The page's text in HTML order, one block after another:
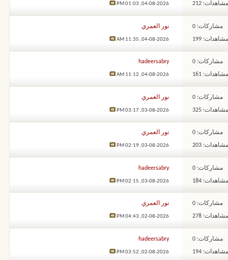
212
04-08-2026,
01:03 PM
مشاركات: 0
199
نور العمري
04-08-2026,
11:35 AM
مشاركات: 0
161
hadeersabry
04-08-2026,
11:12 AM
مشاركات: 0
325
نور العمري
03-08-2026,
03:17 PM
مشاركات: 0
203
نور العمري
03-08-2026,
02:19 PM
مشاركات: 0
184
hadeersabry
03-08-2026,
02:15 PM
مشاركات: 0
278
نور العمري
02-08-2026,
04:43 PM
مشاركات: 0
194
hadeersabry
02-08-2026,
03:52 PM